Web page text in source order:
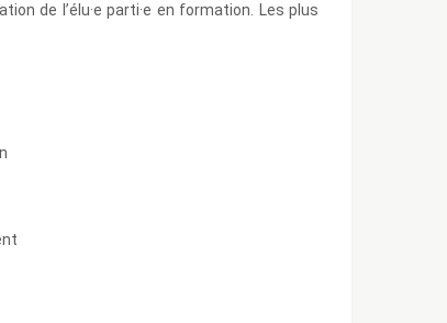
de l’élu·e parti·e en formation. Les plus